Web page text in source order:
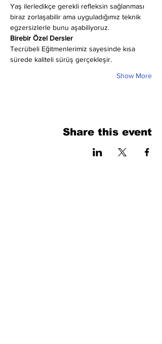
Yaş ilerledikçe gerekli refleksin sağlanması
biraz zorlaşabilir ama uyguladığımız teknik
egzersizlerle bunu aşabiliyoruz.
Birebir Özel Dersler
Tecrübeli Eğitmenlerimiz sayesinde kısa
sürede kaliteli sürüş gerçekleşir.
Show More
Share this event